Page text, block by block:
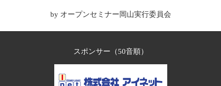
by オープンセミナー岡山実行委員会
スポンサー（50音順）